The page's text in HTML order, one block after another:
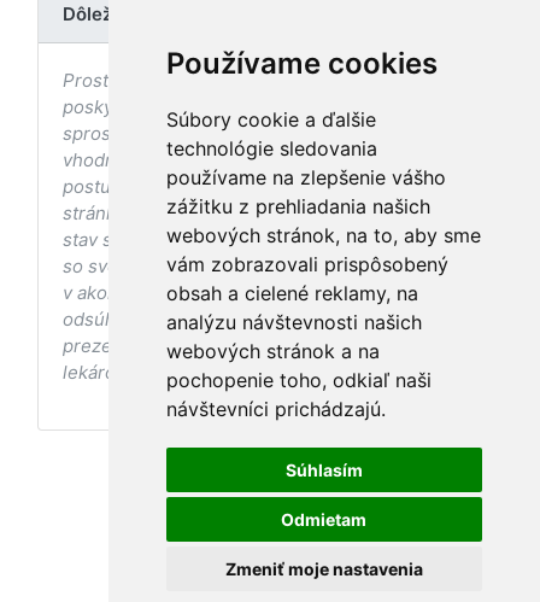
Používame cookies
Súbory cookie a ďalšie
technológie sledovania
používame na zlepšenie vášho
zážitku z prehliadania našich
webových stránok, na to, aby sme
vám zobrazovali prispôsobený
obsah a cielené reklamy, na
analýzu návštevnosti našich
webových stránok a na
pochopenie toho, odkiaľ naši
návštevníci prichádzajú.
Súhlasím
Odmietam
Zmeniť moje nastavenia
Dôležité upozornenie
Prostredníctvom stránky nedochádza k
poskytovaniu zdravotnej starostlivosti, ani k jej
sprostredkovaniu, ani k jej nahrádzaniu. O
vhodných postupoch v oblasti zdravia, vhodnosti
postupov a odporúčaní prezentovaných na
stránke s ohľadom na Váš zdravotný
stav sa pred ich aplikáciou vždy vopred poraďte
so svojím ošetrujúcim lekárom, a to najmä ak ste
v akomkoľvek štádiu tehotenstva. Bez
odsúhlasenia postupov a odporúčaní
prezentovaných na stránke Vaším ošetrujúcim
lekárom tieto postupy a odporúčania neaplikujte.